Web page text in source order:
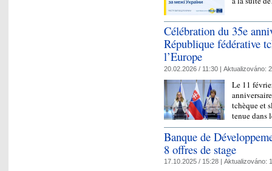
Célébration du 35e
République fédérative
l’Europe
20.02.2026 / 11:30 | Aktualizováno:
Le 11
tchèque et
tenue dans
Banque de
8 offres de stage
17.10.2025 / 15:28 | Aktualizováno: